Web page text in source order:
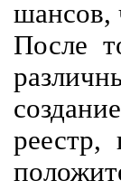
шансов,
После